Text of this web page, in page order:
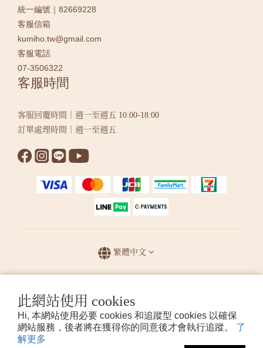
此網站使用 cookies
Hi, 本網站使用必要 cookies 和追蹤型 cookies 以確保
網站服務，後者將在獲得你的同意後才會執行追蹤。 了
解更多
統一編號｜82669228
客服信箱
kumiho.tw@gmail.com
客服電話
07-3506322
客服時間
客服回覆時間｜週一至週五 10:00-18:00
訂單處理時間｜週一至週五
繁體中文
提醒您，我們不會以電話或簡訊方式通知變更付款方式。
© 2026 KUMIHO 版權所有